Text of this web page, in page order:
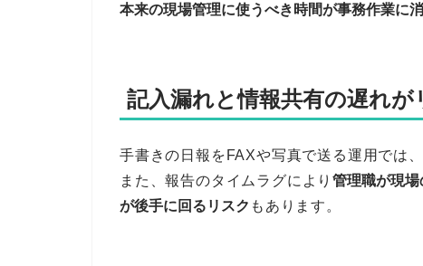
本来の現場管理に使うべき時間が事務作業に
記入漏れと情報共有の遅れが
手書きの日報をFAXや写真で送る運用では
また、報告のタイムラグにより管理職が現
が後手に回るリスク もあります。